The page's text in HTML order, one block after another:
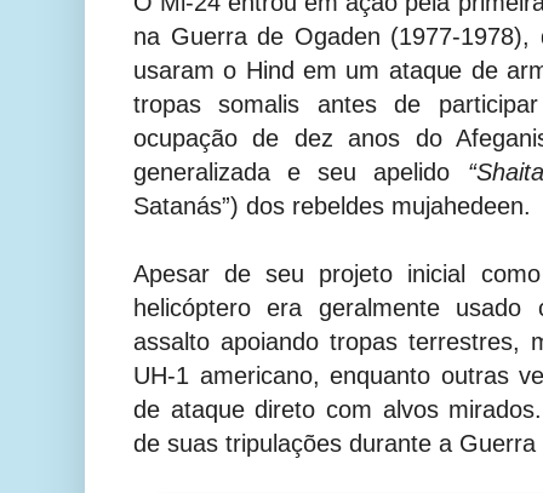
na Guerra de Ogaden (1977-
usaram o Hind em um ataque de
tropas somalis antes de
ocupação de dez anos do
generalizada e seu apelido
Satanás”) dos rebeldes mujahedeen.
Apesar de seu projeto inicial
helicóptero era geralmente
assalto apoiando tropas terrestres,
UH-1 americano, enquanto outras
de ataque direto com alvos
de suas tripulações durante a